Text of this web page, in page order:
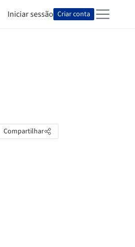
Iniciar sessão Criar conta
Compartilhar